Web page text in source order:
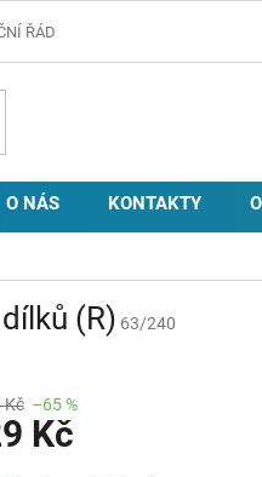
ŘÁD
O NÁS KONTAKTY
(R) 63/240
Kč –65 %
Kč